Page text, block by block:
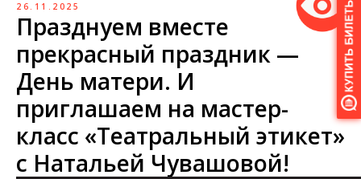
26.11.2025
Празднуем вместе
прекрасный праздник —
День матери. И
приглашаем на мастер-
класс «Театральный этикет»
с Натальей Чувашовой!